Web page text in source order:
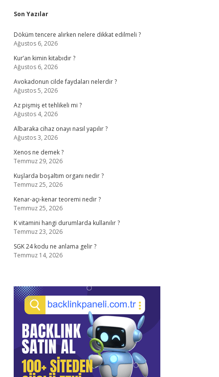
Sidebar
Son Yazılar
Döküm tencere alırken nelere dikkat edilmeli ?
Ağustos 6, 2026
Kur’an kimin kitabıdır ?
Ağustos 6, 2026
Avokadonun cilde faydaları nelerdir ?
Ağustos 5, 2026
Az pişmiş et tehlikeli mi ?
Ağustos 4, 2026
Albaraka cihaz onayı nasıl yapılır ?
Ağustos 3, 2026
Xenos ne demek ?
Temmuz 29, 2026
Kuşlarda boşaltım organı nedir ?
Temmuz 25, 2026
Kenar-açı-kenar teoremi nedir ?
Temmuz 25, 2026
K vitamini hangi durumlarda kullanılır ?
Temmuz 23, 2026
SGK 24 kodu ne anlama gelir ?
Temmuz 14, 2026